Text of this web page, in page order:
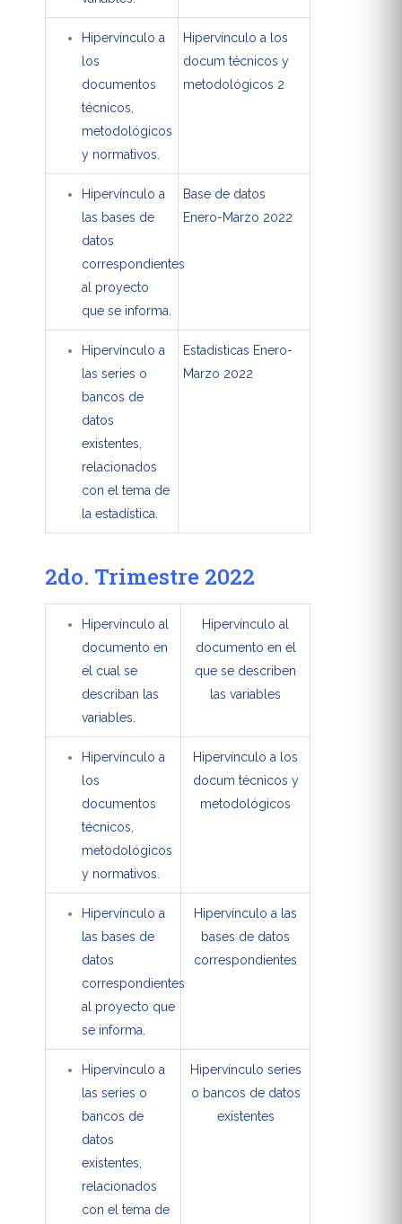
Hipervínculo a
los
documentos
técnicos,
metodológicos
y normativos.
Hipervínculo a los
docum técnicos y
metodológicos 2
Hipervínculo a
las bases de
datos
correspondientes
al proyecto
que se informa.
Base de datos
Enero-Marzo 2022
Hipervínculo a
las series o
bancos de
datos
existentes,
relacionados
con el tema de
la estadística.
Estadísticas Enero-
Marzo 2022
2do. Trimestre 2022
Hipervínculo al
documento en
el cual se
describan las
variables.
Hipervínculo al
documento en el
que se describen
las variables
Hipervínculo a
los
documentos
técnicos,
metodológicos
y normativos.
Hipervínculo a los
docum técnicos y
metodológicos
Hipervínculo a
las bases de
datos
correspondientes
al proyecto que
se informa.
Hipervínculo a las
bases de datos
correspondientes
Hipervínculo a
las series o
bancos de
datos
existentes,
relacionados
con el tema de
Hipervínculo series
o bancos de datos
existentes